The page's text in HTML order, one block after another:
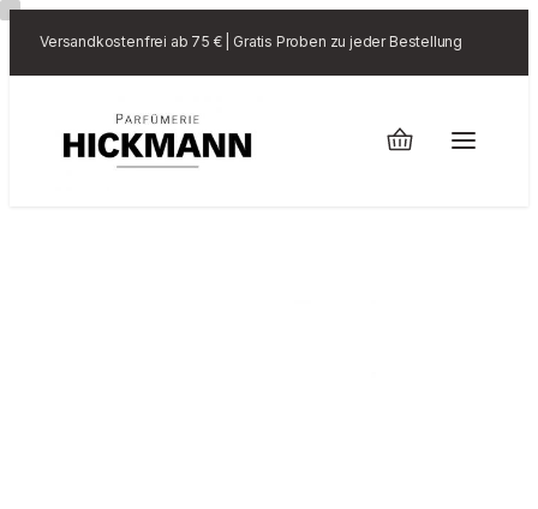
Versandkostenfrei ab 75 € | Gratis Proben zu jeder Bestellung